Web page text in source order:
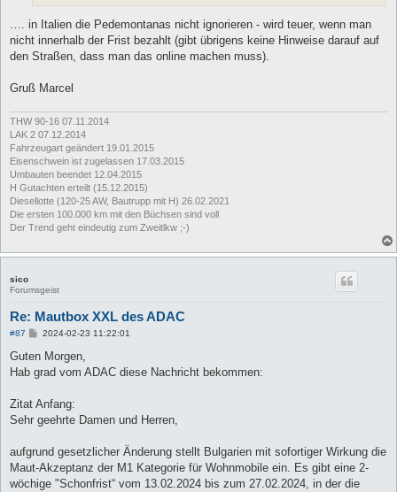
…. in Italien die Pedemontanas nicht ignorieren - wird teuer, wenn man
nicht innerhalb der Frist bezahlt (gibt übrigens keine Hinweise darauf auf
den Straßen, dass man das online machen muss).
Gruß Marcel
THW 90-16 07.11.2014
LAK 2 07.12.2014
Fahrzeugart geändert 19.01.2015
Eisenschwein ist zugelassen 17.03.2015
Umbauten beendet 12.04.2015
H Gutachten erteilt (15.12.2015)
Diesellotte (120-25 AW, Bautrupp mit H) 26.02.2021
Die ersten 100.000 km mit den Büchsen sind voll
Der Trend geht eindeutig zum Zweitlkw ;-)
sico
Forumsgeist
Re: Mautbox XXL des ADAC
#87
B
i
r
2024-02-23 11:22:01
Guten Morgen,
Hab grad vom ADAC diese Nachricht bekommen:
Zitat Anfang:
Sehr geehrte Damen und Herren,
aufgrund gesetzlicher Änderung stellt Bulgarien mit sofortiger Wirkung die
Maut-Akzeptanz der M1 Kategorie für Wohnmobile ein. Es gibt eine 2-
wöchige "Schonfrist“ vom 13.02.2024 bis zum 27.02.2024, in der die